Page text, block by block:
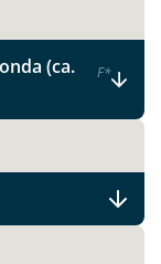
(ca.
F*